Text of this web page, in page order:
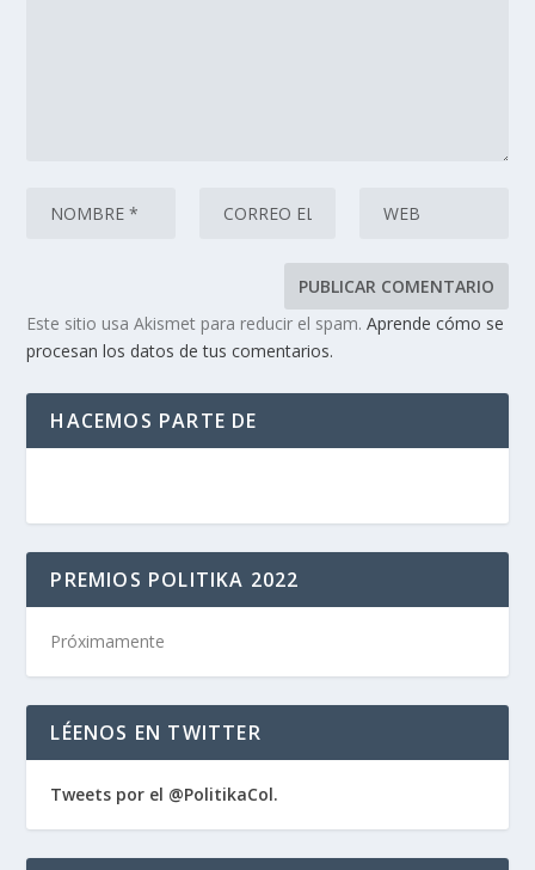
Este sitio usa Akismet para reducir el spam.Aprende cómo se
procesan los datos de tus comentarios.
HACEMOS PARTE DE
PREMIOS POLITIKA 2022
Próximamente
LÉENOS EN TWITTER
Tweets por el @PolitikaCol.